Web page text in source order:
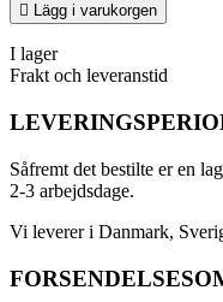
 Lägg i varukorgen
I lager
Frakt och leveranstid
Såfremt det bestilte er en
2-3 arbejdsdage.
Vi leverer i Danmark,